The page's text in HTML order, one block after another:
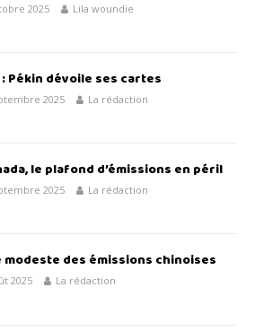
2025 Lila woundie
: Pékin dévoile ses cartes
2025 La rédaction
le plafond d’émissions en péril
2025 La rédaction
modeste des émissions chinoises
2025 La rédaction